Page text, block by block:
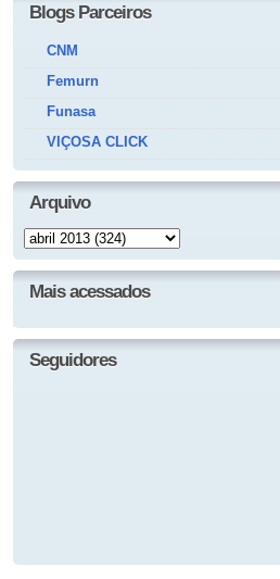
Blogs Parceiros
CNM
Femurn
Funasa
VIÇOSA CLICK
Arquivo
Mais acessados
Seguidores